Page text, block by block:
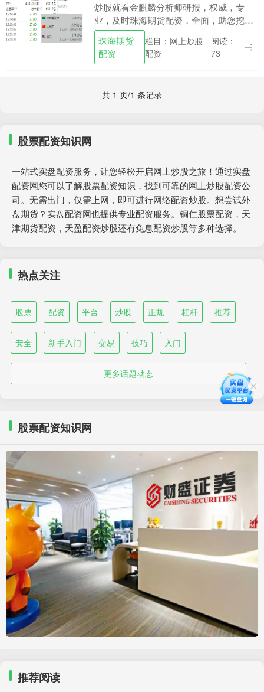
炒股就看金麒麟分析师研报，权威，专
业，及时珠海期货配资，全面，助您挖掘
潜力主题机会！ 来源：中国基金报 中国基
金报记者 赵岗 9月11日，沙特阿美宣布，
与荣盛石....
珠海期货
配资
栏目：网上炒股
配资
阅读：
73
共 1 页/1 条记录
股票配资知识网
一站式实盘配资服务，让您轻松开启网上炒股之旅！通过实盘
配资网您可以了解股票配资知识，找到可靠的网上炒股配资公
司。无需出门，仅需上网，即可进行网络配资炒股。想尝试外
盘期货？实盘配资网也提供专业配资服务。铜仁股票配资，天
津期货配资，天盈配资炒股还有免息配资炒股等多种选择。
热点关注
股票 配资 平台 炒股 正规 杠杆 推荐
安全 新手入门 交易 技巧 入门
更多话题动态
股票配资知识网
推荐阅读